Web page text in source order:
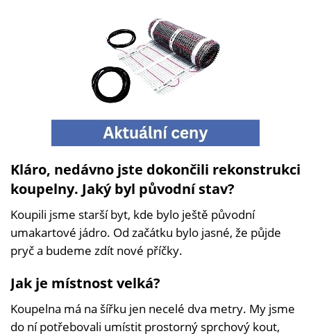
Kláro, nedávno jste dokončili rekonstrukci
koupelny. Jaký byl původní stav?
Koupili jsme starší byt, kde bylo ještě původní
umakartové jádro. Od začátku bylo jasné, že půjde
pryč a budeme zdít nové příčky.
Jak je místnost velká?
Koupelna má na šířku jen necelé dva metry. My jsme
do ní potřebovali umístit prostorný sprchový kout,